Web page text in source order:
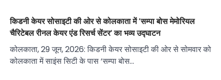
किडनी केयर सोसाइटी की ओर से कोलकाता में ‘सम्पा बोस मेमोरियल
चैरिटेबल रीनल केयर एंड रिसर्च सेंटर’ का भव्य उद्घाटन
कोलकाता, 29 जून, 2026: किडनी केयर सोसाइटी की ओर से सोमवार को
कोलकाता में साइंस सिटी के पास ‘सम्पा बोस…